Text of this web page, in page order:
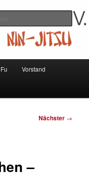
Vorstand
Nächster →
–